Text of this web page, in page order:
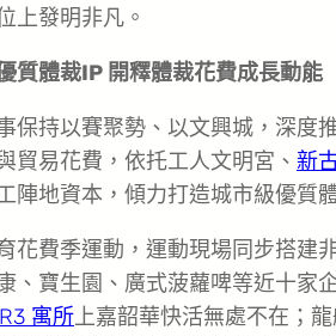
上發明非凡。
質體裁IP 開釋體裁花費成長動能
保持以賽聚勢、以文興城，深度
貿易花費，依托工人文明宮、 新
陣地資本，傾力打造城市級優質
花費季運動，運動現場同步搭建
、寶生園、廣式菠蘿啤等近十家
寓所上嘉韶華快活無處不在；